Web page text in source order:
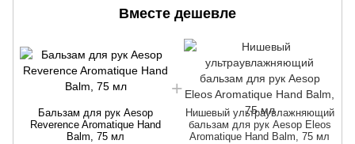
Вместе дешевле
Бальзам для рук Aesop
Reverence Aromatique Hand
Balm, 75 мл
Нишевый ультраувлажняющий
бальзам для рук Aesop Eleos
Aromatique Hand Balm, 75 мл